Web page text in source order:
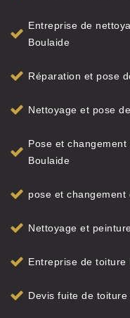
Entreprise de
Boulaide
Réparation et pose
Nettoyage et pose
Pose et
Boulaide
pose et
Nettoyage et
Entreprise de toiture
Devis fuite de toiture